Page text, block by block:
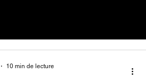
10 min de lecture